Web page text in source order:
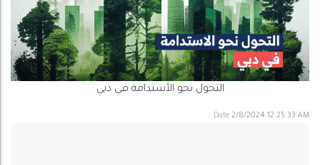
التحول نحو الأستدامة في دبي
Date 2/8/2024 12:25:33 AM